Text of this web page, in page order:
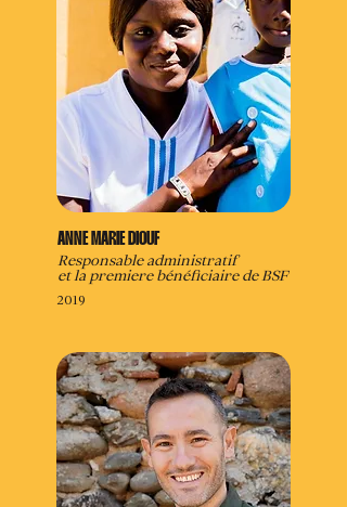
ANNE MARIE DIOUF
Responsable administratif
et la premiere bénéficiaire de BSF
2019